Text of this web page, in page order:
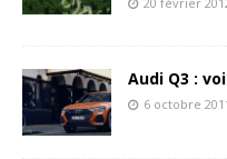
Audi Q3 :
6 octobre